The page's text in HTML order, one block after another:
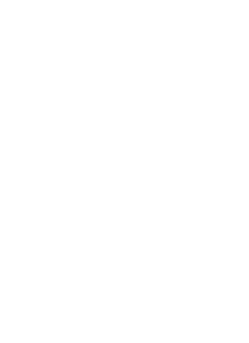
Debrecenben
Központ Sebészeti Klinika.